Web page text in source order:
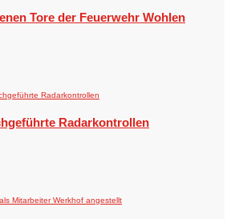
Tore der Feuerwehr Wohlen
Radarkontrollen